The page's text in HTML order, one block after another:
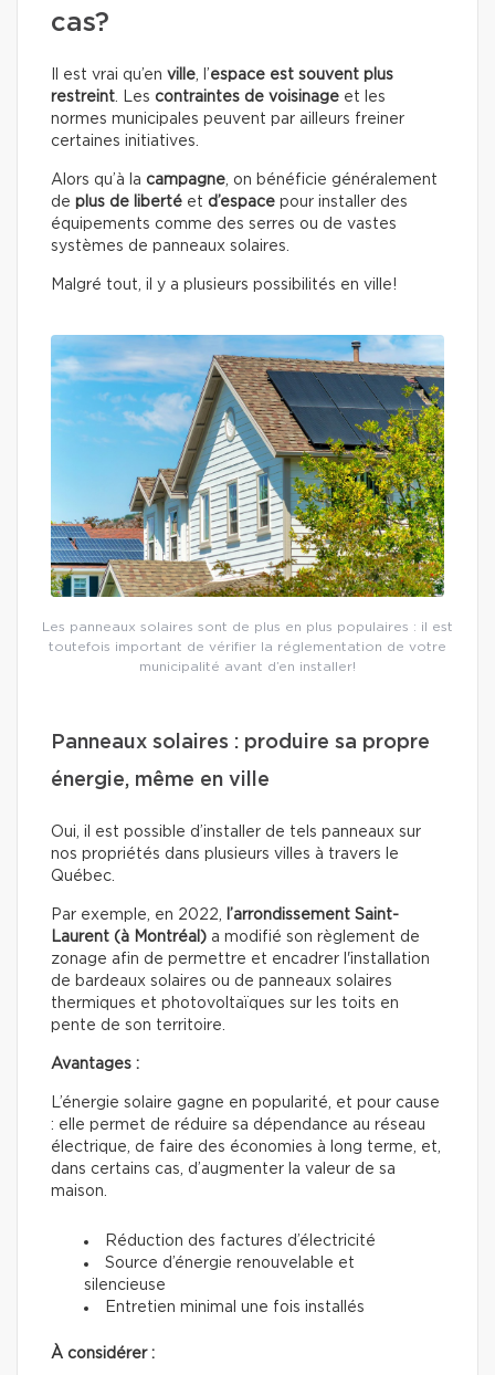
cas?
Il est vrai qu’en ville, l’espace est souvent plus
restreint. Les contraintes de voisinage et les
normes municipales peuvent par ailleurs freiner
certaines initiatives.
Alors qu’à la campagne, on bénéficie généralement
de plus de liberté et d’espace pour installer des
équipements comme des serres ou de vastes
systèmes de panneaux solaires.
Malgré tout, il y a plusieurs possibilités en ville!
Les panneaux solaires sont de plus en plus populaires : il est
toutefois important de vérifier la réglementation de votre
municipalité avant d’en installer!
Panneaux solaires : produire sa propre
énergie, même en ville
Oui, il est possible d’installer de tels panneaux sur
nos propriétés dans plusieurs villes à travers le
Québec.
Par exemple, en 2022, l’arrondissement Saint-
Laurent (à Montréal) a modifié son règlement de
zonage afin de permettre et encadrer l'installation
de bardeaux solaires ou de panneaux solaires
thermiques et photovoltaïques sur les toits en
pente de son territoire.
Avantages :
L’énergie solaire gagne en popularité, et pour cause
: elle permet de réduire sa dépendance au réseau
électrique, de faire des économies à long terme, et,
dans certains cas, d’augmenter la valeur de sa
maison.
Réduction des factures d’électricité
Source d’énergie renouvelable et
silencieuse
Entretien minimal une fois installés
À considérer :